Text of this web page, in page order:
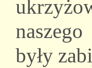
były